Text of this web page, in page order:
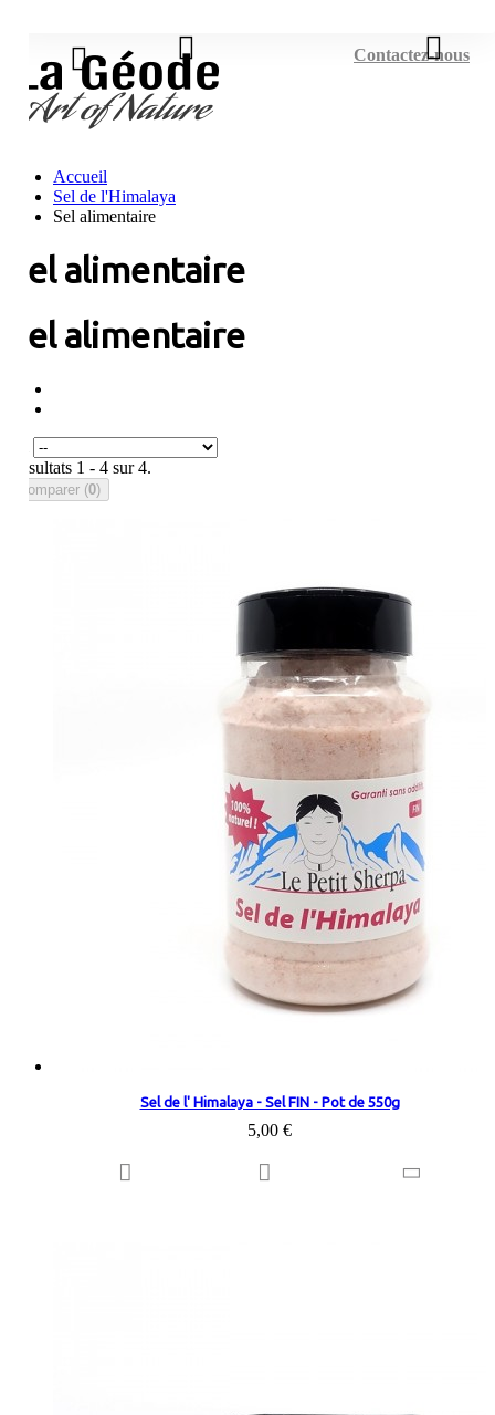
Contactez-nous
Accueil
Sel de l'Himalaya
Sel alimentaire
Sel alimentaire
Sel alimentaire
Résultats 1 - 4 sur 4.
Comparer (0)
Sel de l' Himalaya - Sel FIN - Pot de 550g
5,00 €